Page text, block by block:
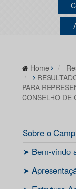
Home
PARA
CONSELHO DE
Sobre o
ㅤ➤ Bem-
ㅤ➤